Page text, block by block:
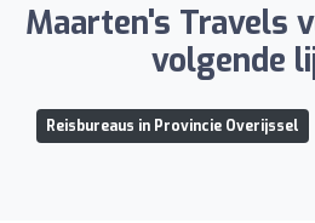
Maarten's Travels
volgende
Reisbureaus in Provincie Overijssel